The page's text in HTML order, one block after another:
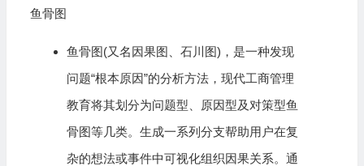
鱼骨图
鱼骨图(又名因果图、石川图)，是一种发现
问题“根本原因”的分析方法，现代工商管理
教育将其划分为问题型、原因型及对策型鱼
骨图等几类。生成一系列分支帮助用户在复
杂的想法或事件中可视化组织因果关系。通